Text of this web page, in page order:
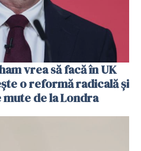
vrea să facă în UK
o reformă radicală și
de la Londra